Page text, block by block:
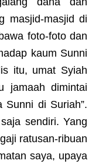
masjid-masjid di
foto-foto dan
kaum Sunni
itu, umat Syiah
jamaah dimintai
Sunni di Suriah”.
sendiri. Yang
ratusan-ribuan
saya, upaya